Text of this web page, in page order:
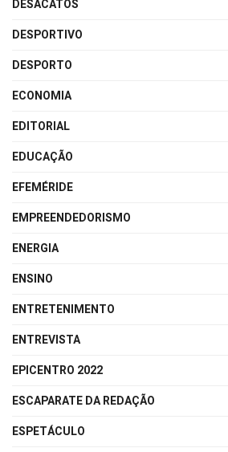
DESACATOS
DESPORTIVO
DESPORTO
ECONOMIA
EDITORIAL
EDUCAÇÃO
EFEMÉRIDE
EMPREENDEDORISMO
ENERGIA
ENSINO
ENTRETENIMENTO
ENTREVISTA
EPICENTRO 2022
ESCAPARATE DA REDAÇÃO
ESPETÁCULO